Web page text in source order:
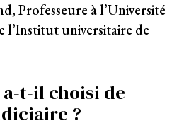
Professeure à l’Université
l’Institut universitaire de
a-t-il choisi de
?